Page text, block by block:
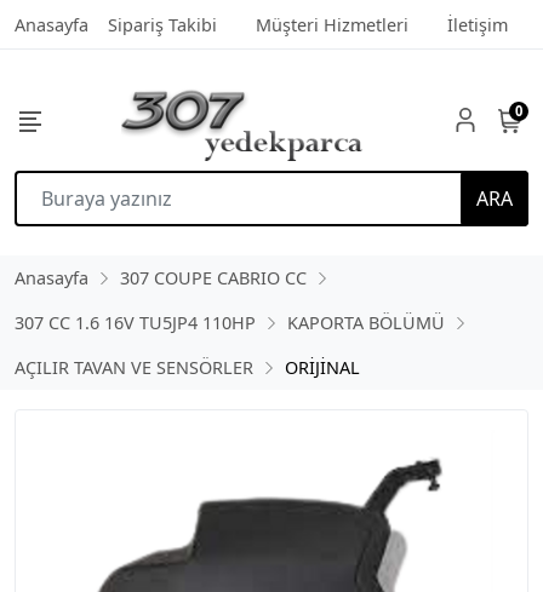
Anasayfa Sipariş Takibi Müşteri Hizmetleri İletişim
ARA
0
Anasayfa
307 COUPE CABRIO CC
307 CC 1.6 16V TU5JP4 110HP
KAPORTA BÖLÜMÜ
AÇILIR TAVAN VE SENSÖRLER
ORİJİNAL